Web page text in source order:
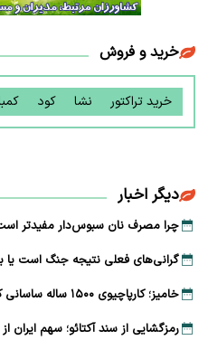
خرید و فروش
خرید تراکتور نشا کود
دیگر اخبار
چرا مصرف نان سبوس‌دار مفیدتر
گرانی‌های فعلی نتیجه جنگ است یا
خامیز؛ کارپاچیوی ۱۵۰۰ ساله ساسانی که شما را غافلگیر می‌کند!
رمزگشایی از سند آکتائو؛ سهم ایران